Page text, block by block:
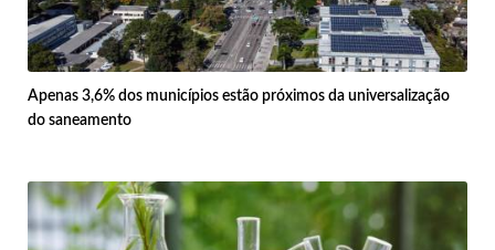
Apenas 3,6% dos municípios estão próximos da universalização
do saneamento